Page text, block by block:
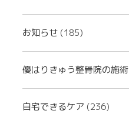
お知らせ (185)
優はりきゅう整骨院の施術
自宅できるケア (236)